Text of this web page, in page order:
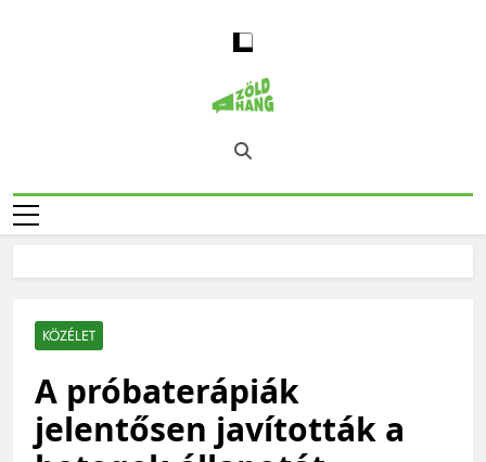
Magyarország
Zöld Hangja
Zöld Hang – Természet, Klímaváltozás,
Fenntarthatóság, Jövő
KÖZÉLET
A próbaterápiák
jelentősen javították a